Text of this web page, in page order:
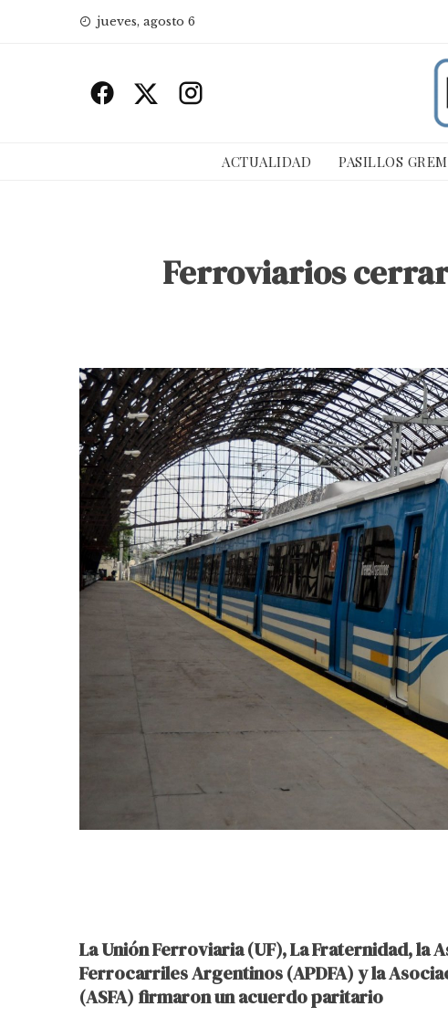
jueves, agosto 6
ACTUALIDAD PASILLOS
Ferroviarios
La Unión Ferroviaria (UF), La Fraternidad, la
Ferrocarriles Argentinos (APDFA) y la
(ASFA) firmaron un acuerdo paritario